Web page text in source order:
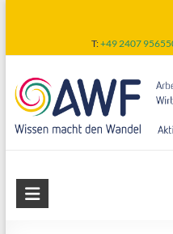
content
T:+49 2407
AWF